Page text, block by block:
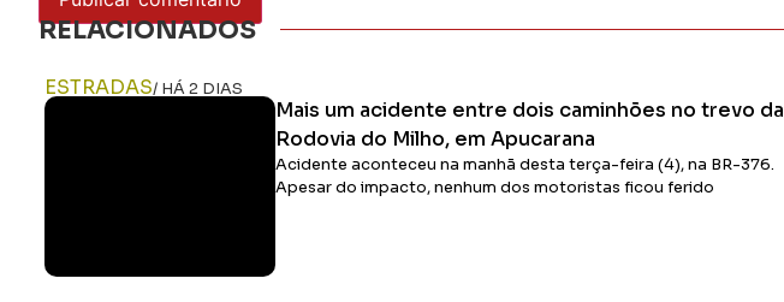
RELACIONADOS
ESTRADAS/ HÁ 2 DIAS
Mais um acidente entre dois caminhões no trevo da
Rodovia do Milho, em Apucarana
Acidente aconteceu na manhã desta terça-feira (4), na BR-376.
Apesar do impacto, nenhum dos motoristas ficou ferido